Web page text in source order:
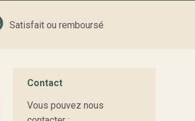
Satisfait ou remboursé
Contact
Vous pouvez nous